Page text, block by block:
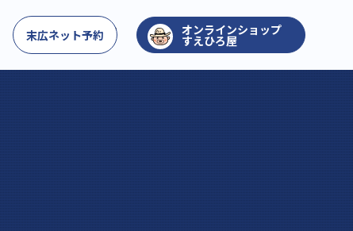
お問い合わせ
末広ネット予約 すえひろ屋